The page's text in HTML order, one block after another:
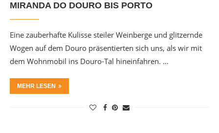
MIRANDA DO DOURO BIS PORTO
Eine zauberhafte Kulisse steiler Weinberge und glitzernde
Wogen auf dem Douro präsentierten sich uns, als wir mit
dem Wohnmobil ins Douro-Tal hineinfahren. …
MEHR LESEN